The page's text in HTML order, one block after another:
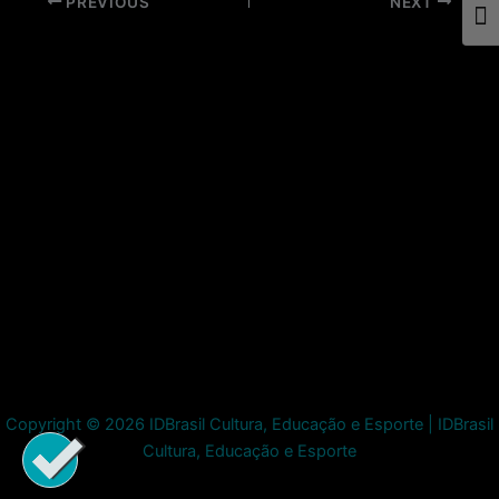
Copyright © 2026 IDBrasil Cultura, Educação e Esporte | IDBrasil
Cultura, Educação e Esporte